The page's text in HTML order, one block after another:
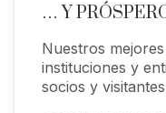
… Y
Nuestros
instituciones y
socios y